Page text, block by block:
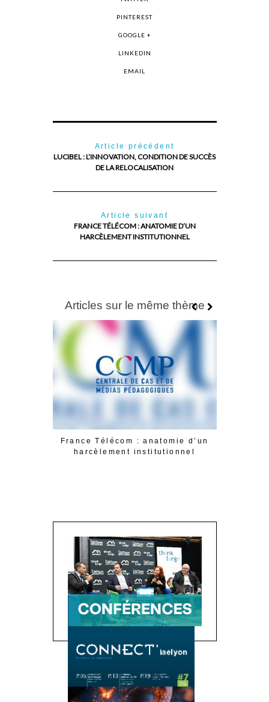
PINTEREST
GOOGLE +
LINKEDIN
EMAIL
Article précédent
LUCIBEL : L’INNOVATION, CONDITION DE SUCCÈS
DE LA RELOCALISATION
Article suivant
FRANCE TÉLÉCOM : ANATOMIE D’UN
HARCÈLEMENT INSTITUTIONNEL
Articles sur le même thème
France Télécom : anatomie d’un
harcèlement institutionnel